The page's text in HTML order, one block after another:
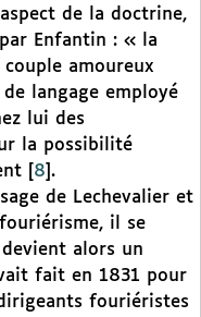
de la doctrine,
Enfantin : « la
amoureux
langage employé
lui des
la possibilité
8 .
de Lechevalier et
il se
alors un
fait en 1831 pour
fouriéristes